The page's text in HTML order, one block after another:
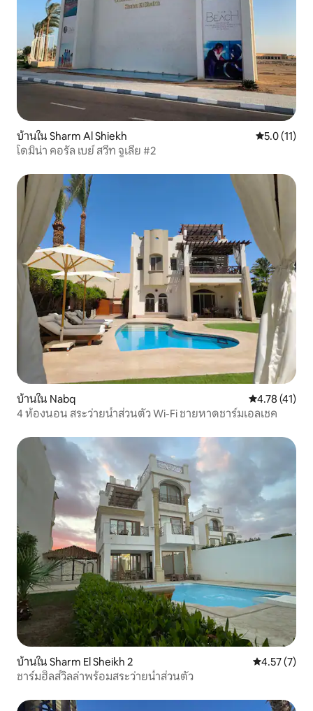
บ้านใน Sharm Al Shiekh คะแนนเฉลี่ย
5.0 (11)
โดมิน่า คอรัล เบย์ สวีท จูเลีย #2
บ้านใน Nabq คะแนนเฉลี่ย
4.78 (41)
4 ห้องนอน สระว่ายน้ำส่วนตัว Wi-Fi ชายหาดชาร์มเอลเชค
บ้านใน Sharm El Sheikh 2 คะแนนเฉลี่ย
4.57 (7)
ชาร์มฮิลส์วิลล่าพร้อมสระว่ายน้ำส่วนตัว